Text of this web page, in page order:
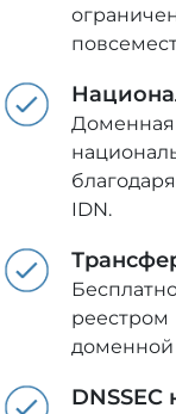
IDN.
доменной